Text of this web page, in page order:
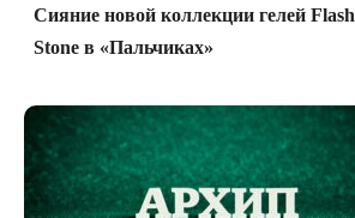
Сияние новой коллекции гелей Flash
Stone в «Пальчиках»